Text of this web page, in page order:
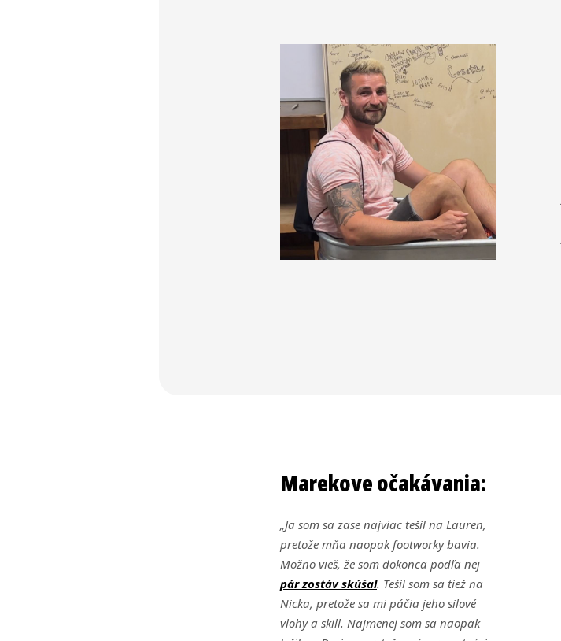
Marekove očakávania:
„Ja som sa zase najviac tešil na Lauren,
pretože mňa naopak footworky bavia.
Možno vieš, že som dokonca podľa nej
pár zostáv skúšal. Tešil som sa tiež na
Nicka, pretože sa mi páčia jeho silové
vlohy a skill. Najmenej som sa naopak